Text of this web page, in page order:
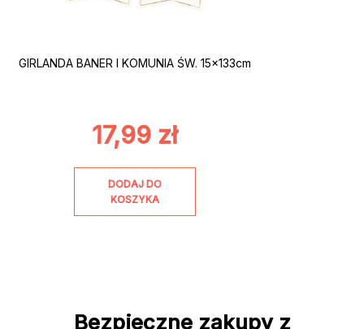
GIRLANDA BANER I KOMUNIA ŚW. 15x133cm
17,99 zł
DODAJ DO
KOSZYKA
Bezpieczne zakupy z